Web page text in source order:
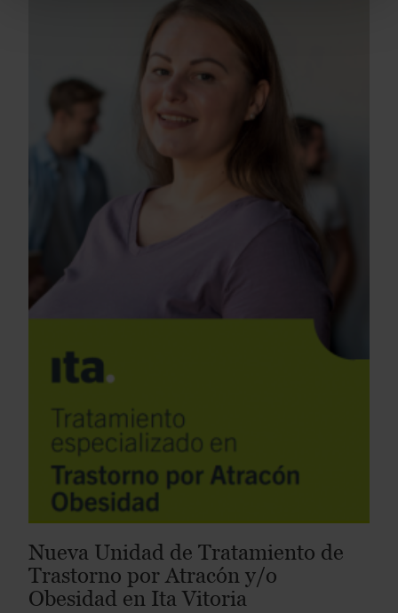
Nueva Unidad de Tratamiento de
Trastorno por Atracón y/o
Obesidad en Ita Vitoria